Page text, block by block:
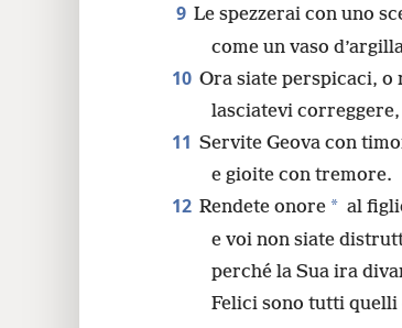
9 Le spezzerai con uno
come un vaso
10 Ora siate perspicaci, o
lasciatevi correggere,
11 Servite Geova con
e gioite con tremore.
12 Rendete onore * al
e voi non siate
perché la Sua ira
Felici sono tutti